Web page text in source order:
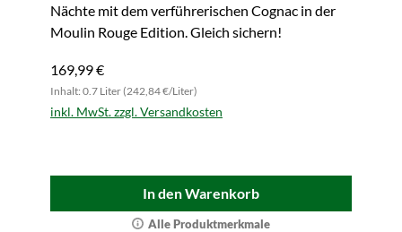
Nächte mit dem verführerischen Cognac in der
Moulin Rouge Edition. Gleich sichern!
169,99 €
Inhalt: 0.7 Liter (242,84 €/Liter)
inkl. MwSt. zzgl. Versandkosten
In den Warenkorb
Alle Produktmerkmale